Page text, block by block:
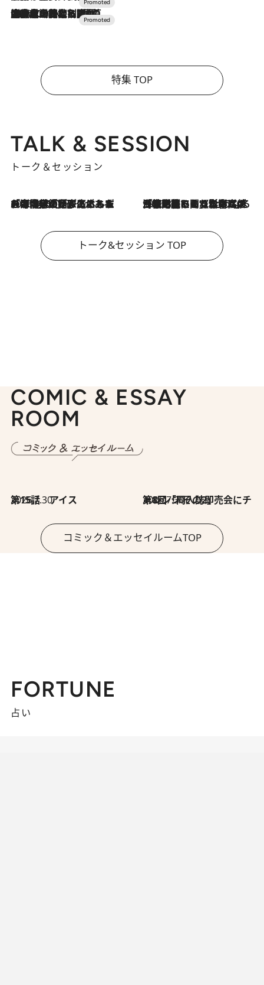
2026.7.10
NEW OPEN！【界 草津】名湯の地に誕生。趣の異なる2種の温泉と上州ならではの会席・蕎麦割烹など美食を味わう究極の癒やし旅
特集 TOP
TALK & SESSION
トーク＆セッション
2026.8.3
「今後値上げがあるとすれば…」「リスクがあるのは今年の冬」エネルギー専門家が語る、ホルムズ海峡封鎖が家庭にもたらす“ある心配” 2026.8.3
「住宅建てられない…」「サーチャージ料の高値が続いている」ホルムズ海峡封鎖による影響はいつまで続く？《エネルギー専門家に聞く“どうなる日本の暮らし”》
トーク&セッション TOP
COMIC & ESSAY
ROOM
2026.7.30
第15話 アイス 2026.7.30
第8回「同人誌即売会にチャレンジ その2」
コミック＆エッセイルームTOP
FORTUNE
占い